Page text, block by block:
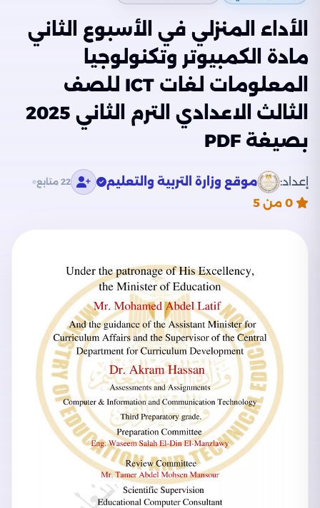
الأداء المنزلي في الأسبوع الثاني
مادة الكمبيوتر وتكنولوجيا
المعلومات لغات ICT للصف
الثالث الاعدادي الترم الثاني 2025
بصيغة PDF
إعداد: موقع وزارة التربية والتعليم 22 متابع
0 من 5